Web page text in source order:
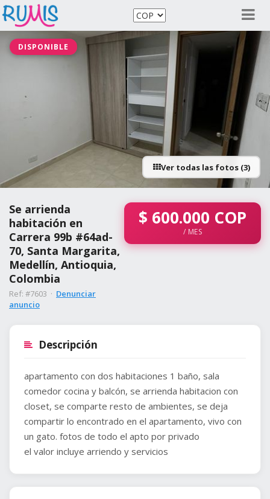
DISPONIBLE
Ver todas las fotos (3)
Se arrienda
habitación en
Carrera 99b #64ad-
70, Santa Margarita,
Medellín, Antioquia,
Colombia
Ref: #7603 · Denunciar
anuncio
$ 600.000 COP
/ MES
Descripción
apartamento con dos habitaciones 1 baño, sala
comedor cocina y balcón, se arrienda habitacion con
closet, se comparte resto de ambientes, se deja
compartir lo encontrado en el apartamento, vivo con
un gato. fotos de todo el apto por privado
el valor incluye arriendo y servicios